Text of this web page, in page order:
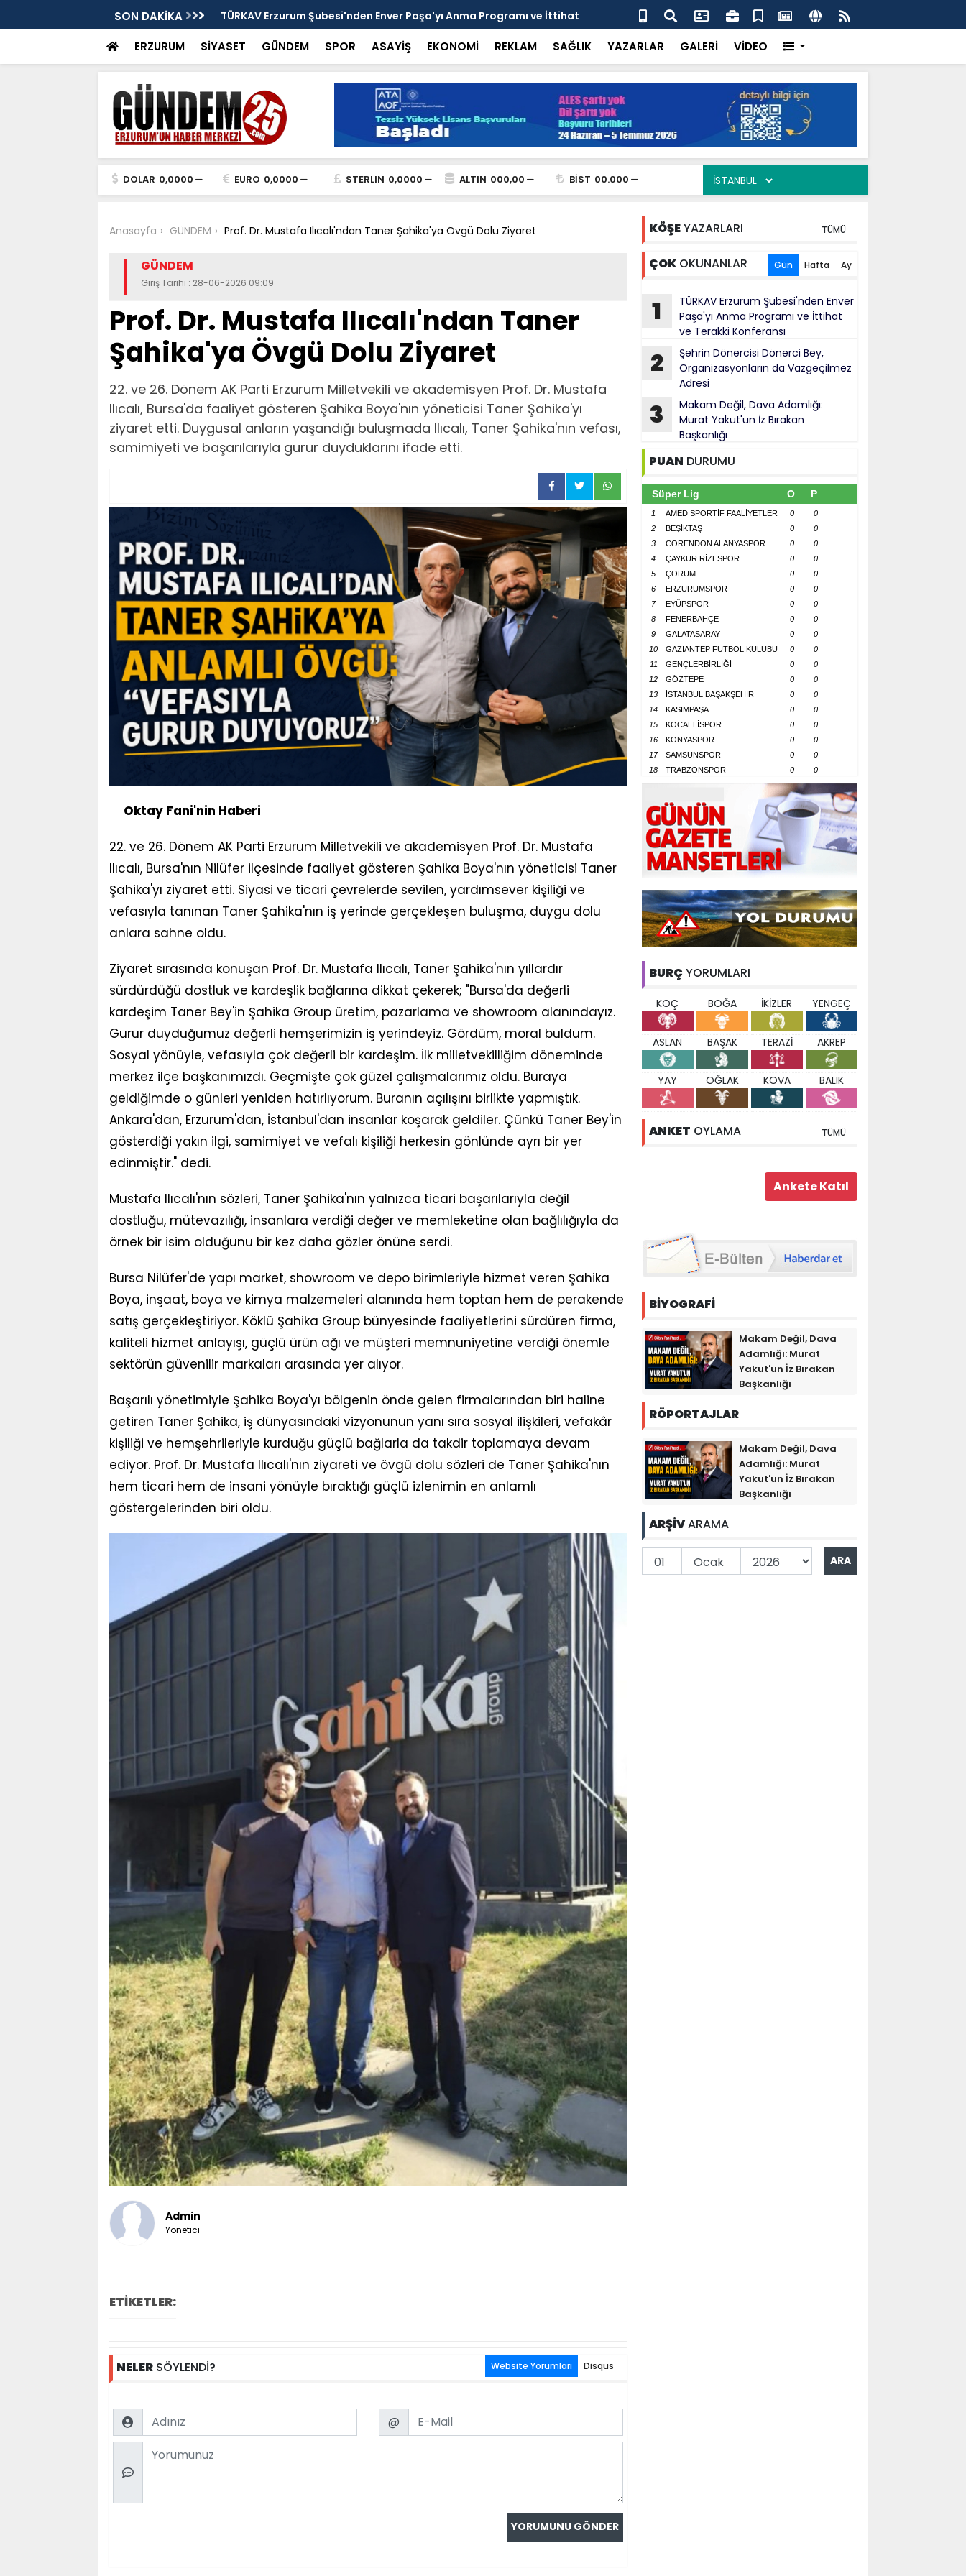
SON DAKİKA
Murat Yakut'un İz Bırakan Başkanlığı
TÜRKAV Erzurum Şubesi'nden Enver Paşa'yı Anma Programı ve İttihat
ve Terakki Konferansı
Şehrin Dönercisi Dönerci Bey, Organizasyonların da Vazgeçilmez
Adresi
ERZURUM SİYASET GÜNDEM SPOR ASAYİŞ EKONOMİ REKLAM SAĞLIK YAZARLAR GALERİ VİDEO
DOLAR 0,0000 EURO 0,0000 STERLIN 0,0000 ALTIN 000,00 BİST 00.000
Anasayfa GÜNDEM Prof. Dr. Mustafa Ilıcalı'ndan Taner Şahika'ya Övgü Dolu Ziyaret
GÜNDEM
Giriş Tarihi : 28-06-2026 09:09
Prof. Dr. Mustafa Ilıcalı'ndan Taner
Şahika'ya Övgü Dolu Ziyaret
22. ve 26. Dönem AK Parti Erzurum Milletvekili ve akademisyen Prof. Dr. Mustafa
Ilıcalı, Bursa'da faaliyet gösteren Şahika Boya'nın yöneticisi Taner Şahika'yı
ziyaret etti. Duygusal anların yaşandığı buluşmada Ilıcalı, Taner Şahika'nın vefası,
samimiyeti ve başarılarıyla gurur duyduklarını ifade etti.
Oktay Fani'nin Haberi
22. ve 26. Dönem AK Parti Erzurum Milletvekili ve akademisyen Prof. Dr. Mustafa
Ilıcalı, Bursa'nın Nilüfer ilçesinde faaliyet gösteren Şahika Boya'nın yöneticisi Taner
Şahika'yı ziyaret etti. Siyasi ve ticari çevrelerde sevilen, yardımsever kişiliği ve
vefasıyla tanınan Taner Şahika'nın iş yerinde gerçekleşen buluşma, duygu dolu
anlara sahne oldu.
Ziyaret sırasında konuşan Prof. Dr. Mustafa Ilıcalı, Taner Şahika'nın yıllardır
sürdürdüğü dostluk ve kardeşlik bağlarına dikkat çekerek; "Bursa'da değerli
kardeşim Taner Bey'in Şahika Group üretim, pazarlama ve showroom alanındayız.
Gurur duyduğumuz değerli hemşerimizin iş yerindeyiz. Gördüm, moral buldum.
Sosyal yönüyle, vefasıyla çok değerli bir kardeşim. İlk milletvekilliğim döneminde
merkez ilçe başkanımızdı. Geçmişte çok güzel çalışmalarımız oldu. Buraya
geldiğimde o günleri yeniden hatırlıyorum. Buranın açılışını birlikte yapmıştık.
Ankara'dan, Erzurum'dan, İstanbul'dan insanlar koşarak geldiler. Çünkü Taner Bey'in
gösterdiği yakın ilgi, samimiyet ve vefalı kişiliği herkesin gönlünde ayrı bir yer
edinmiştir." dedi.
Mustafa Ilıcalı'nın sözleri, Taner Şahika'nın yalnızca ticari başarılarıyla değil
dostluğu, mütevazılığı, insanlara verdiği değer ve memleketine olan bağlılığıyla da
örnek bir isim olduğunu bir kez daha gözler önüne serdi.
Bursa Nilüfer'de yapı market, showroom ve depo birimleriyle hizmet veren Şahika
Boya, inşaat, boya ve kimya malzemeleri alanında hem toptan hem de perakende
satış gerçekleştiriyor. Köklü Şahika Group bünyesinde faaliyetlerini sürdüren firma,
kaliteli hizmet anlayışı, güçlü ürün ağı ve müşteri memnuniyetine verdiği önemle
sektörün güvenilir markaları arasında yer alıyor.
Başarılı yönetimiyle Şahika Boya'yı bölgenin önde gelen firmalarından biri haline
getiren Taner Şahika, iş dünyasındaki vizyonunun yanı sıra sosyal ilişkileri, vefakâr
kişiliği ve hemşehrileriyle kurduğu güçlü bağlarla da takdir toplamaya devam
ediyor. Prof. Dr. Mustafa Ilıcalı'nın ziyareti ve övgü dolu sözleri de Taner Şahika'nın
hem ticari hem de insani yönüyle bıraktığı güçlü izlenimin en anlamlı
göstergelerinden biri oldu.
Admin
Yönetici
ETİKETLER:
NELERSÖYLENDİ? Website Yorumları Disqus
Name Email
@
Comment
KÖŞEYAZARLARI TÜMÜ
ÇOKOKUNANLAR Gün Hafta Ay
1
TÜRKAV Erzurum Şubesi'nden Enver
Paşa'yı Anma Programı ve İttihat
ve Terakki Konferansı
2
Şehrin Dönercisi Dönerci Bey,
Organizasyonların da Vazgeçilmez
Adresi
3
Makam Değil, Dava Adamlığı:
Murat Yakut'un İz Bırakan
Başkanlığı
PUAN DURUMU
Süper Lig O P
1 AMED SPORTİF FAALİYETLER 0
0
2
BEŞİKTAŞ 0
0
3
CORENDON ALANYASPOR 0
0
4
ÇAYKUR RİZESPOR 0
0
5
ÇORUM 0
0
6
ERZURUMSPOR 0
0
7
EYÜPSPOR 0
0
8
FENERBAHÇE 0
0
9
GALATASARAY 0
0
10
GAZİANTEP FUTBOL KULÜBÜ 0
0
11
GENÇLERBİRLİĞİ 0
0
12
GÖZTEPE 0
0
13
İSTANBUL BAŞAKŞEHİR 0
0
14
KASIMPAŞA 0
0
15
KOCAELİSPOR 0
0
16
KONYASPOR 0
0
17
SAMSUNSPOR 0
0
18
TRABZONSPOR 0 0
BURÇ YORUMLARI
KOÇ BOĞA İKİZLER YENGEÇ
ASLAN BAŞAK TERAZİ AKREP
YAY OĞLAK KOVA BALIK
ANKET OYLAMA TÜMÜ
BİYOGRAFİ
Makam Değil, Dava
Adamlığı: Murat
Yakut'un İz Bırakan
Başkanlığı
RÖPORTAJLAR
Makam Değil, Dava
Adamlığı: Murat
Yakut'un İz Bırakan
Başkanlığı
ARŞİVARAMA